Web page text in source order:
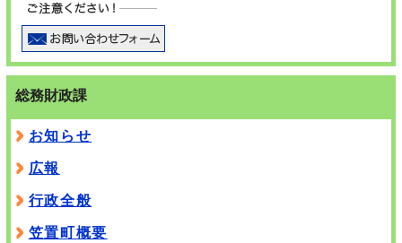
総務財政課
お知らせ
広報
行政全般
笠置町概要